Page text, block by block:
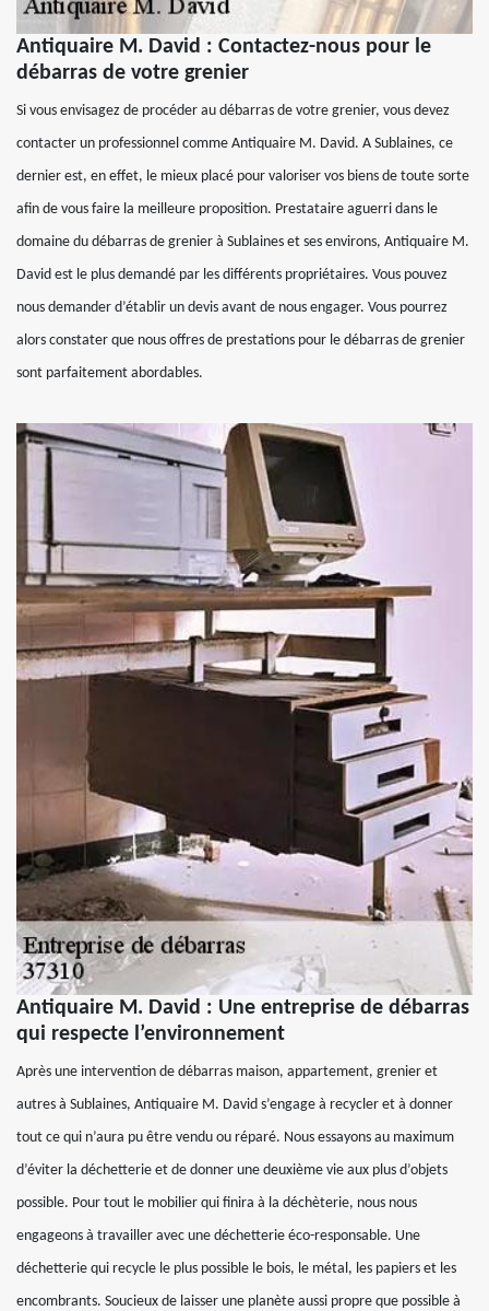
Antiquaire M. David : Contactez-nous pour le
débarras de votre grenier
Si vous envisagez de procéder au débarras de votre grenier, vous devez
contacter un professionnel comme Antiquaire M. David. A Sublaines, ce
dernier est, en effet, le mieux placé pour valoriser vos biens de toute sorte
afin de vous faire la meilleure proposition. Prestataire aguerri dans le
domaine du débarras de grenier à Sublaines et ses environs, Antiquaire M.
David est le plus demandé par les différents propriétaires. Vous pouvez
nous demander d’établir un devis avant de nous engager. Vous pourrez
alors constater que nous offres de prestations pour le débarras de grenier
sont parfaitement abordables.
Antiquaire M. David : Une entreprise de débarras
qui respecte l’environnement
Après une intervention de débarras maison, appartement, grenier et
autres à Sublaines, Antiquaire M. David s’engage à recycler et à donner
tout ce qui n’aura pu être vendu ou réparé. Nous essayons au maximum
d’éviter la déchetterie et de donner une deuxième vie aux plus d’objets
possible. Pour tout le mobilier qui finira à la déchèterie, nous nous
engageons à travailler avec une déchetterie éco-responsable. Une
déchetterie qui recycle le plus possible le bois, le métal, les papiers et les
encombrants. Soucieux de laisser une planète aussi propre que possible à